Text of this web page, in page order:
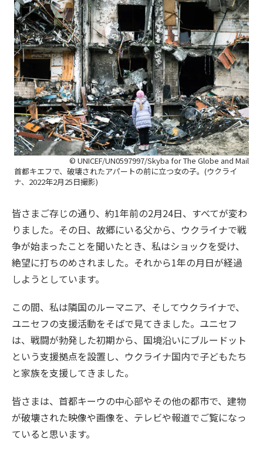
© UNICEF/UN0597997/Skyba for The Globe and Mail
首都キエフで、破壊されたアパートの前に立つ女の子。(ウクライ
ナ、2022年2月25日撮影)
皆さまご存じの通り、約1年前の2月24日、すべてが変わ
りました。その日、故郷にいる父から、ウクライナで戦
争が始まったことを聞いたとき、私はショックを受け、
絶望に打ちのめされました。それから1年の月日が経過
しようとしています。
この間、私は隣国のルーマニア、そしてウクライナで、
ユニセフの支援活動をそばで見てきました。ユニセフ
は、戦闘が勃発した初期から、国境沿いにブルードット
という支援拠点を設置し、ウクライナ国内で子どもたち
と家族を支援してきました。
皆さまは、首都キーウの中心部やその他の都市で、建物
が破壊された映像や画像を、テレビや報道でご覧になっ
ていると思います。